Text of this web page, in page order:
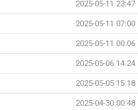
2025-05-11 23:47
2025-05-11 07:00
2025-05-11 00:06
2025-05-06 14:24
2025-05-05 15:18
2025-04-30 00:48